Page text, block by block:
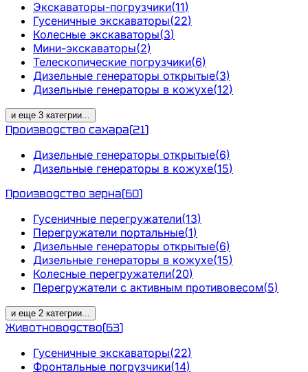
Экскаваторы-погрузчики(11)
Гусеничные экскаваторы(22)
Колесные экскаваторы(3)
Мини-экскаваторы(2)
Телескопические погрузчики(6)
Дизельные генераторы открытые(3)
Дизельные генераторы в кожухе(12)
и еще 3 категрии...
Производство сахара(21)
Дизельные генераторы открытые(6)
Дизельные генераторы в кожухе(15)
Производство зерна(60)
Гусеничные перегружатели(13)
Перегружатели портальные(1)
Дизельные генераторы открытые(6)
Дизельные генераторы в кожухе(15)
Колесные перегружатели(20)
Перегружатели с активным противовесом(5)
и еще 2 категрии...
Животноводство(63)
Гусеничные экскаваторы(22)
Фронтальные погрузчики(14)